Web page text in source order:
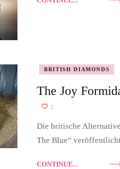
BRITISH DIAMONDS
The Joy
2
Die britische
The Blue“
CONTINUE...